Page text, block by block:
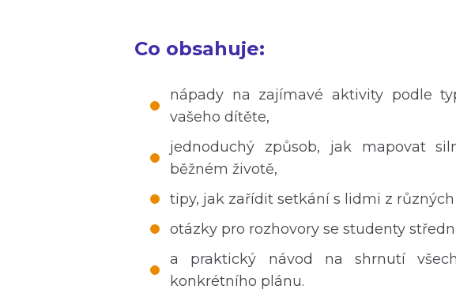
Co obsahuje:
nápady na zajímavé aktivity podle
vašeho dítěte,
jednoduchý způsob, jak mapovat
běžném životě,
tipy, jak zařídit setkání s lidmi z různých
otázky pro rozhovory se studenty
a praktický návod na shrnutí
konkrétního plánu.